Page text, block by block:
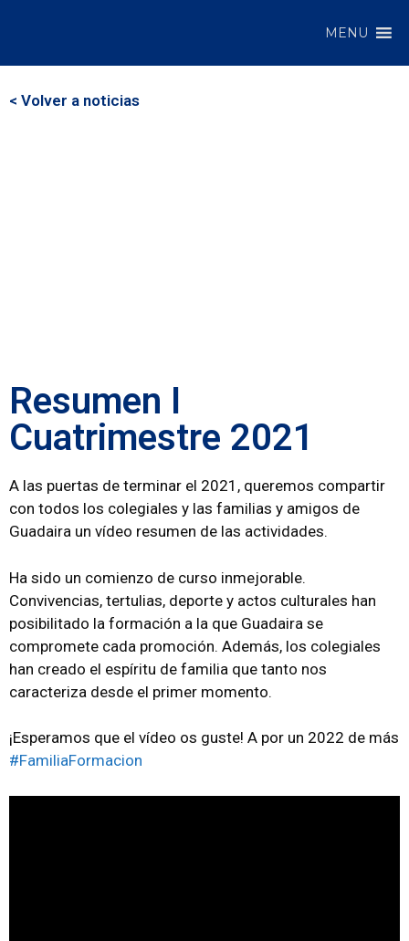
MENU
< Volver a noticias
Resumen I
Cuatrimestre 2021
A las puertas de terminar el 2021, queremos compartir
con todos los colegiales y las familias y amigos de
Guadaira un vídeo resumen de las actividades.
Ha sido un comienzo de curso inmejorable.
Convivencias, tertulias, deporte y actos culturales han
posibilitado la formación a la que Guadaira se
compromete cada promoción. Además, los colegiales
han creado el espíritu de familia que tanto nos
caracteriza desde el primer momento.
¡Esperamos que el vídeo os guste! A por un 2022 de más
#FamiliaFormacion